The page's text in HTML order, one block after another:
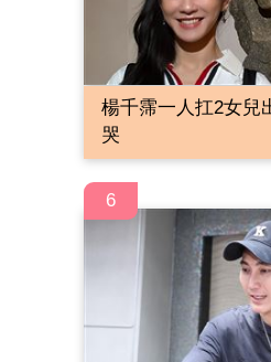
楊千霈一人扛2女兒
哭
6